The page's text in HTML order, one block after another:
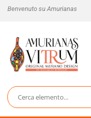
Benvenuto su Amurianas